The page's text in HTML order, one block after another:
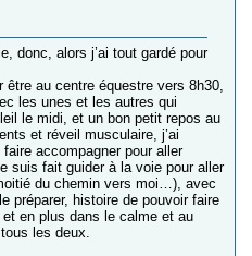
donc, alors j’ai tout gardé pour
être au centre équestre vers 8h30,
les unes et les autres qui
le midi, et un bon petit repos au
et réveil musculaire, j’ai
accompagner pour aller
suis fait guider à la voie pour aller
du chemin vers moi…), avec
préparer, histoire de pouvoir faire
en plus dans le calme et au
les deux.